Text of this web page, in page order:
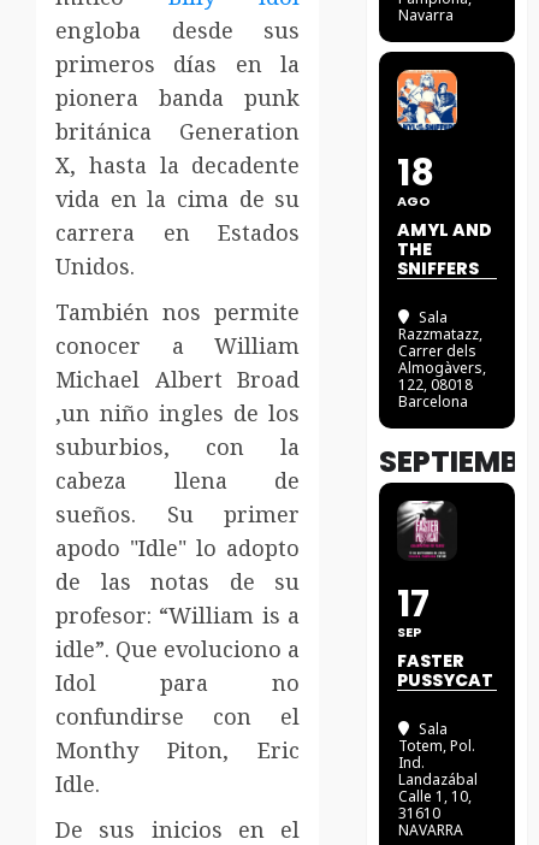
engloba desde sus
primeros días en la
pionera banda punk
británica Generation
X, hasta la decadente
vida en la cima de su
carrera en Estados
Unidos.
También nos permite
conocer a William
Michael Albert Broad
,un niño ingles de los
suburbios, con la
cabeza llena de
sueños. Su primer
apodo "Idle" lo adopto
de las notas de su
profesor: “William is a
idle”. Que evoluciono a
Idol para no
confundirse con el
Monthy Piton, Eric
Idle.
De sus inicios en el
Navarra
18
AGO
AMYL AND
THE
SNIFFERS
Sala
Razzmatazz,
Carrer dels
Almogàvers,
122, 08018
Barcelona
17
SEP
FASTER
PUSSYCAT
Sala
Totem, Pol.
Ind.
Landazábal
Calle 1, 10,
31610
NAVARRA